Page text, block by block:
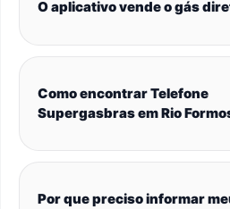
O aplicativo vende o gás
Como encontrar Telefone
Supergasbras em Rio
Por que preciso informar